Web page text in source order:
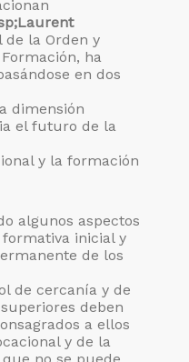
de la Orden y
ha
en dos
dimensión
el futuro de la
y la formación
algunos aspectos
inicial y
de los
de cercanía y de
deben
a ellos
y de la